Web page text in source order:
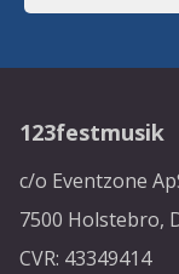
123festmusik
c/o Eventzone
7500 Holstebro,
CVR: 43349414